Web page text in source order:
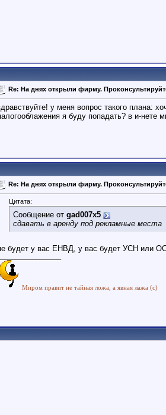
Re: На днях открыли фирму.
у меня вопрос такого плана:
я буду попадать? в и-нете
Re: На днях открыли фирму.
Цитата:
Сообщение от gad007x5
сдавать в аренду под рекламные места
будет у вас ЕНВД, у вас будет УСН или
Миром правит не тайная ложа, а явная лажа (с)